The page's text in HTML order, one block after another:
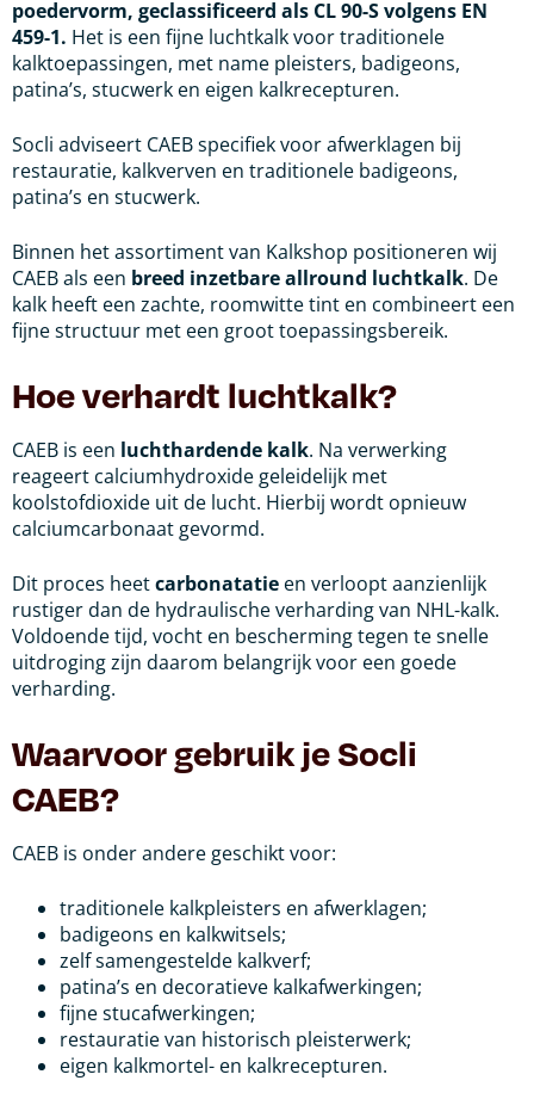
poedervorm, geclassificeerd als CL 90-S volgens EN
459-1. Het is een fijne luchtkalk voor traditionele
kalktoepassingen, met name pleisters, badigeons,
patina’s, stucwerk en eigen kalkrecepturen.
Socli adviseert CAEB specifiek voor afwerklagen bij
restauratie, kalkverven en traditionele badigeons,
patina’s en stucwerk.
Binnen het assortiment van Kalkshop positioneren wij
CAEB als een breed inzetbare allround luchtkalk. De
kalk heeft een zachte, roomwitte tint en combineert een
fijne structuur met een groot toepassingsbereik.
Hoe verhardt luchtkalk?
CAEB is een luchthardende kalk. Na verwerking
reageert calciumhydroxide geleidelijk met
koolstofdioxide uit de lucht. Hierbij wordt opnieuw
calciumcarbonaat gevormd.
Dit proces heetcarbonatatie en verloopt aanzienlijk
rustiger dan de hydraulische verharding van NHL-kalk.
Voldoende tijd, vocht en bescherming tegen te snelle
uitdroging zijn daarom belangrijk voor een goede
verharding.
Waarvoor gebruik je Socli
CAEB?
CAEB is onder andere geschikt voor:
traditionele kalkpleisters en afwerklagen;
badigeons en kalkwitsels;
zelf samengestelde kalkverf;
patina’s en decoratieve kalkafwerkingen;
fijne stucafwerkingen;
restauratie van historisch pleisterwerk;
eigen kalkmortel- en kalkrecepturen.